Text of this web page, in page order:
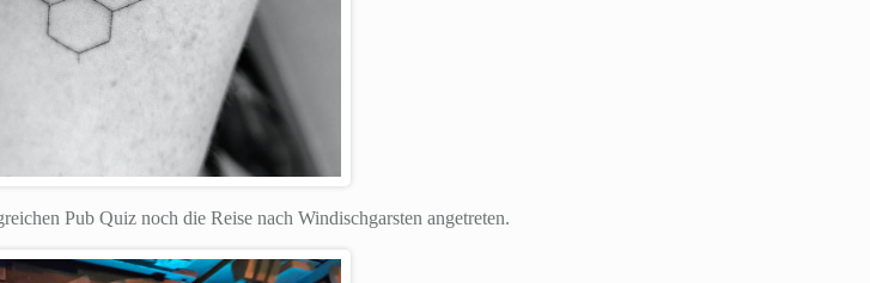
Pub Quiz noch die Reise nach Windischgarsten angetreten.